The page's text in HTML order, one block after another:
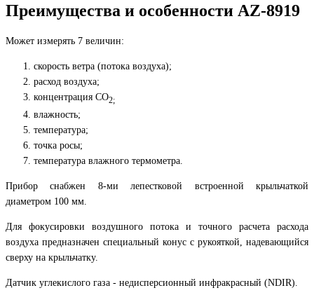
Преимущества и особенности AZ-8919
Может измерять 7 величин:
скорость ветра (потока воздуха);
расход воздуха;
концентрация СО2;
влажность;
температура;
точка росы;
температура влажного термометра.
Прибор снабжен 8-ми лепестковой встроенной крыльчаткой
диаметром 100 мм.
Для фокусировки воздушного потока и точного расчета расхода
воздуха предназначен специальный конус с рукояткой, надевающийся
сверху на крыльчатку.
Датчик углекислого газа - недисперсионный инфракрасный (NDIR).